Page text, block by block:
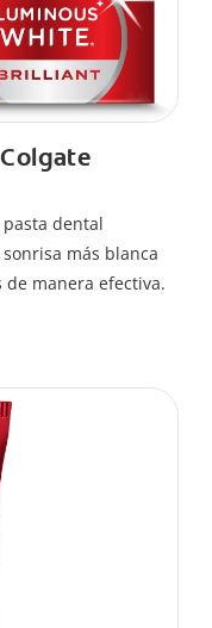
dental
más blanca
manera efectiva.